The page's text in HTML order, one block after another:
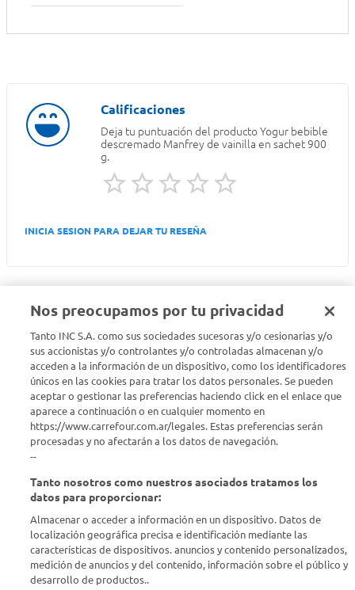
Deja tu puntuación del producto Yogur bebible
descremado Manfrey de vainilla en sachet 900
g.
INICIA SESION PARA DEJAR TU RESEÑA
Seguinos en :
Estamos para ayudarte
¿Tenés una consulta? Comunicate con nosotrosacá
Descubrí Carrefour
Conocenos
Info útil
Comprá Online
Nos preocupamos por tu privacidad
Tanto INC S.A. como sus sociedades sucesoras y/o cesionarias y/o
sus accionistas y/o controlantes y/o controladas almacenan y/o
acceden a la información de un dispositivo, como los identificadores
únicos en las cookies para tratar los datos personales. Se pueden
aceptar o gestionar las preferencias haciendo click en el enlace que
aparece a continuación o en cualquier momento en
https://www.carrefour.com.ar/legales. Estas preferencias serán
procesadas y no afectarán a los datos de navegación.
--
Tanto nosotros como nuestros asociados tratamos los
datos para proporcionar:
Almacenar o acceder a información en un dispositivo. Datos de
localización geográfica precisa e identificación mediante las
características de dispositivos. anuncios y contenido personalizados,
medición de anuncios y del contenido, información sobre el público y
desarrollo de productos..